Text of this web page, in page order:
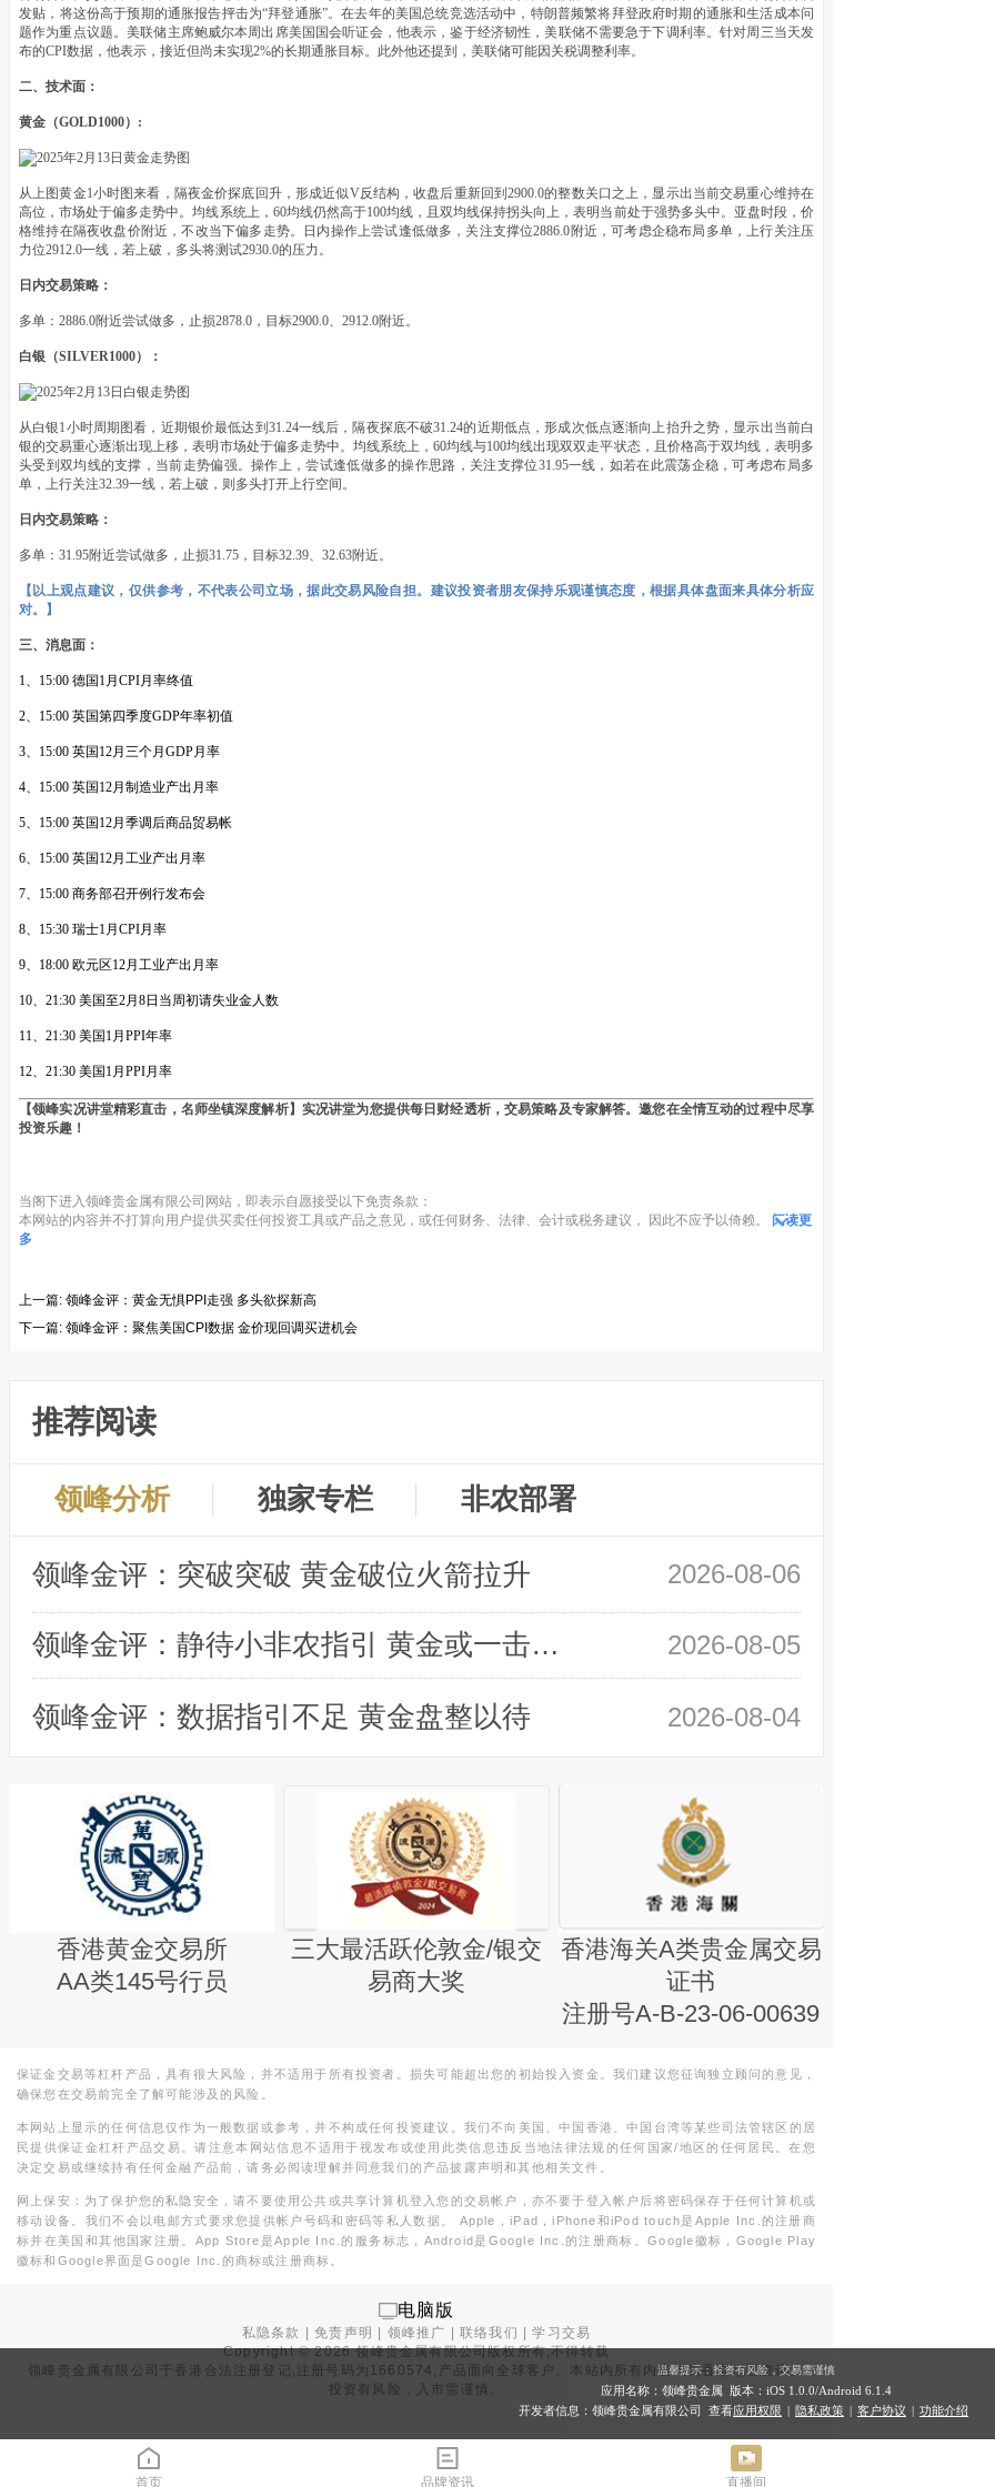
发贴，将这份高于预期的通胀报告抨击为“拜登通胀”。在去年的美国总统竞选活动中，特朗普频繁将拜登政府时期的通胀和生活成本问
题作为重点议题。美联储主席鲍威尔本周出席美国国会听证会，他表示，鉴于经济韧性，美联储不需要急于下调利率。针对周三当天发
布的CPI数据，他表示，接近但尚未实现2%的长期通胀目标。此外他还提到，美联储可能因关税调整利率。
二、技术面：
黄金（GOLD1000）:
从上图黄金1小时图来看，隔夜金价探底回升，形成近似V反结构，收盘后重新回到2900.0的整数关口之上，显示出当前交易重心维持在
高位，市场处于偏多走势中。均线系统上，60均线仍然高于100均线，且双均线保持拐头向上，表明当前处于强势多头中。亚盘时段，价
格维持在隔夜收盘价附近，不改当下偏多走势。日内操作上尝试逢低做多，关注支撑位2886.0附近，可考虑企稳布局多单，上行关注压
力位2912.0一线，若上破，多头将测试2930.0的压力。
日内交易策略：
多单：2886.0附近尝试做多，止损2878.0，目标2900.0、2912.0附近。
白银（SILVER1000）：
从白银1小时周期图看，近期银价最低达到31.24一线后，隔夜探底不破31.24的近期低点，形成次低点逐渐向上抬升之势，显示出当前白
银的交易重心逐渐出现上移，表明市场处于偏多走势中。均线系统上，60均线与100均线出现双双走平状态，且价格高于双均线，表明多
头受到双均线的支撑，当前走势偏强。操作上，尝试逢低做多的操作思路，关注支撑位31.95一线，如若在此震荡企稳，可考虑布局多
单，上行关注32.39一线，若上破，则多头打开上行空间。
日内交易策略：
多单：31.95附近尝试做多，止损31.75，目标32.39、32.63附近。
【以上观点建议，仅供参考，不代表公司立场，据此交易风险自担。建议投资者朋友保持乐观谨慎态度，根据具体盘面来具体分析应
对。】
三、消息面：
1、15:00 德国1月CPI月率终值
2、15:00 英国第四季度GDP年率初值
3、15:00 英国12月三个月GDP月率
4、15:00 英国12月制造业产出月率
5、15:00 英国12月季调后商品贸易帐
6、15:00 英国12月工业产出月率
7、15:00 商务部召开例行发布会
8、15:30 瑞士1月CPI月率
9、18:00 欧元区12月工业产出月率
10、21:30 美国至2月8日当周初请失业金人数
11、21:30 美国1月PPI年率
12、21:30 美国1月PPI月率
【领峰实况讲堂精彩直击，名师坐镇深度解析】实况讲堂为您提供每日财经透析，交易策略及专家解答。邀您在全情互动的过程中尽享
投资乐趣！
当阁下进入领峰贵金属有限公司网站，即表示自愿接受以下免责条款：
本网站的内容并不打算向用户提供买卖任何投资工具或产品之意见，或任何财务、法律、会计或税务建议， 因此不应予以倚赖。 阅读更
多
上一篇: 领峰金评：黄金无惧PPI走强 多头欲探新高
下一篇: 领峰金评：聚焦美国CPI数据 金价现回调买进机会
推荐阅读
领峰分析 独家专栏 非农部署
领峰金评：突破突破 黄金破位火箭拉升 2026-08-06
领峰金评：静待小非农指引 黄金或一击破局 2026-08-05
领峰金评：数据指引不足 黄金盘整以待 2026-08-04
香港黄金交易所
AA类145号行员
三大最活跃伦敦金/银交
易商大奖
香港海关A类贵金属交易
证书
注册号A-B-23-06-00639
保证金交易等杠杆产品，具有很大风险，并不适用于所有投资者。损失可能超出您的初始投入资金。我们建议您征询独立顾问的意见，
确保您在交易前完全了解可能涉及的风险。
本网站上显示的任何信息仅作为一般数据或参考，并不构成任何投资建议。我们不向美国、中国香港、中国台湾等某些司法管辖区的居
民提供保证金杠杆产品交易。请注意本网站信息不适用于视发布或使用此类信息违反当地法律法规的任何国家/地区的任何居民。在您
决定交易或继续持有任何金融产品前，请务必阅读理解并同意我们的产品披露声明和其他相关文件。
网上保安：为了保护您的私隐安全，请不要使用公共或共享计算机登入您的交易帐户，亦不要于登入帐户后将密码保存于任何计算机或
移动设备。我们不会以电邮方式要求您提供帐户号码和密码等私人数据。 Apple，iPad，iPhone和iPod touch是Apple Inc.的注册商
标并在美国和其他国家注册。App Store是Apple Inc.的服务标志，Android是Google Inc.的注册商标。Google徽标，Google Play
徽标和Google界面是Google Inc.的商标或注册商标。
电脑版
私隐条款 |免责声明 领峰推广 |联络我们 |学习交易
Copyright ©2026领峰贵金属有限公司版权所有,不得转载
领峰贵金属有限公司于 香港合法注册登记 ,注册号码为1660574,产品面向全球客户。本站内所有内容均为香港地区资讯。
投资有风险，入市需谨慎。
首页 品牌资讯 直播间
温馨提示：投资有风险，交易需谨慎
应用名称：领峰贵金属 版本：iOS 1.0.0/Android 6.1.4
开发者信息：领峰贵金属有限公司 查看应用权限 | 隐私政策 | 客户协议 | 功能介绍